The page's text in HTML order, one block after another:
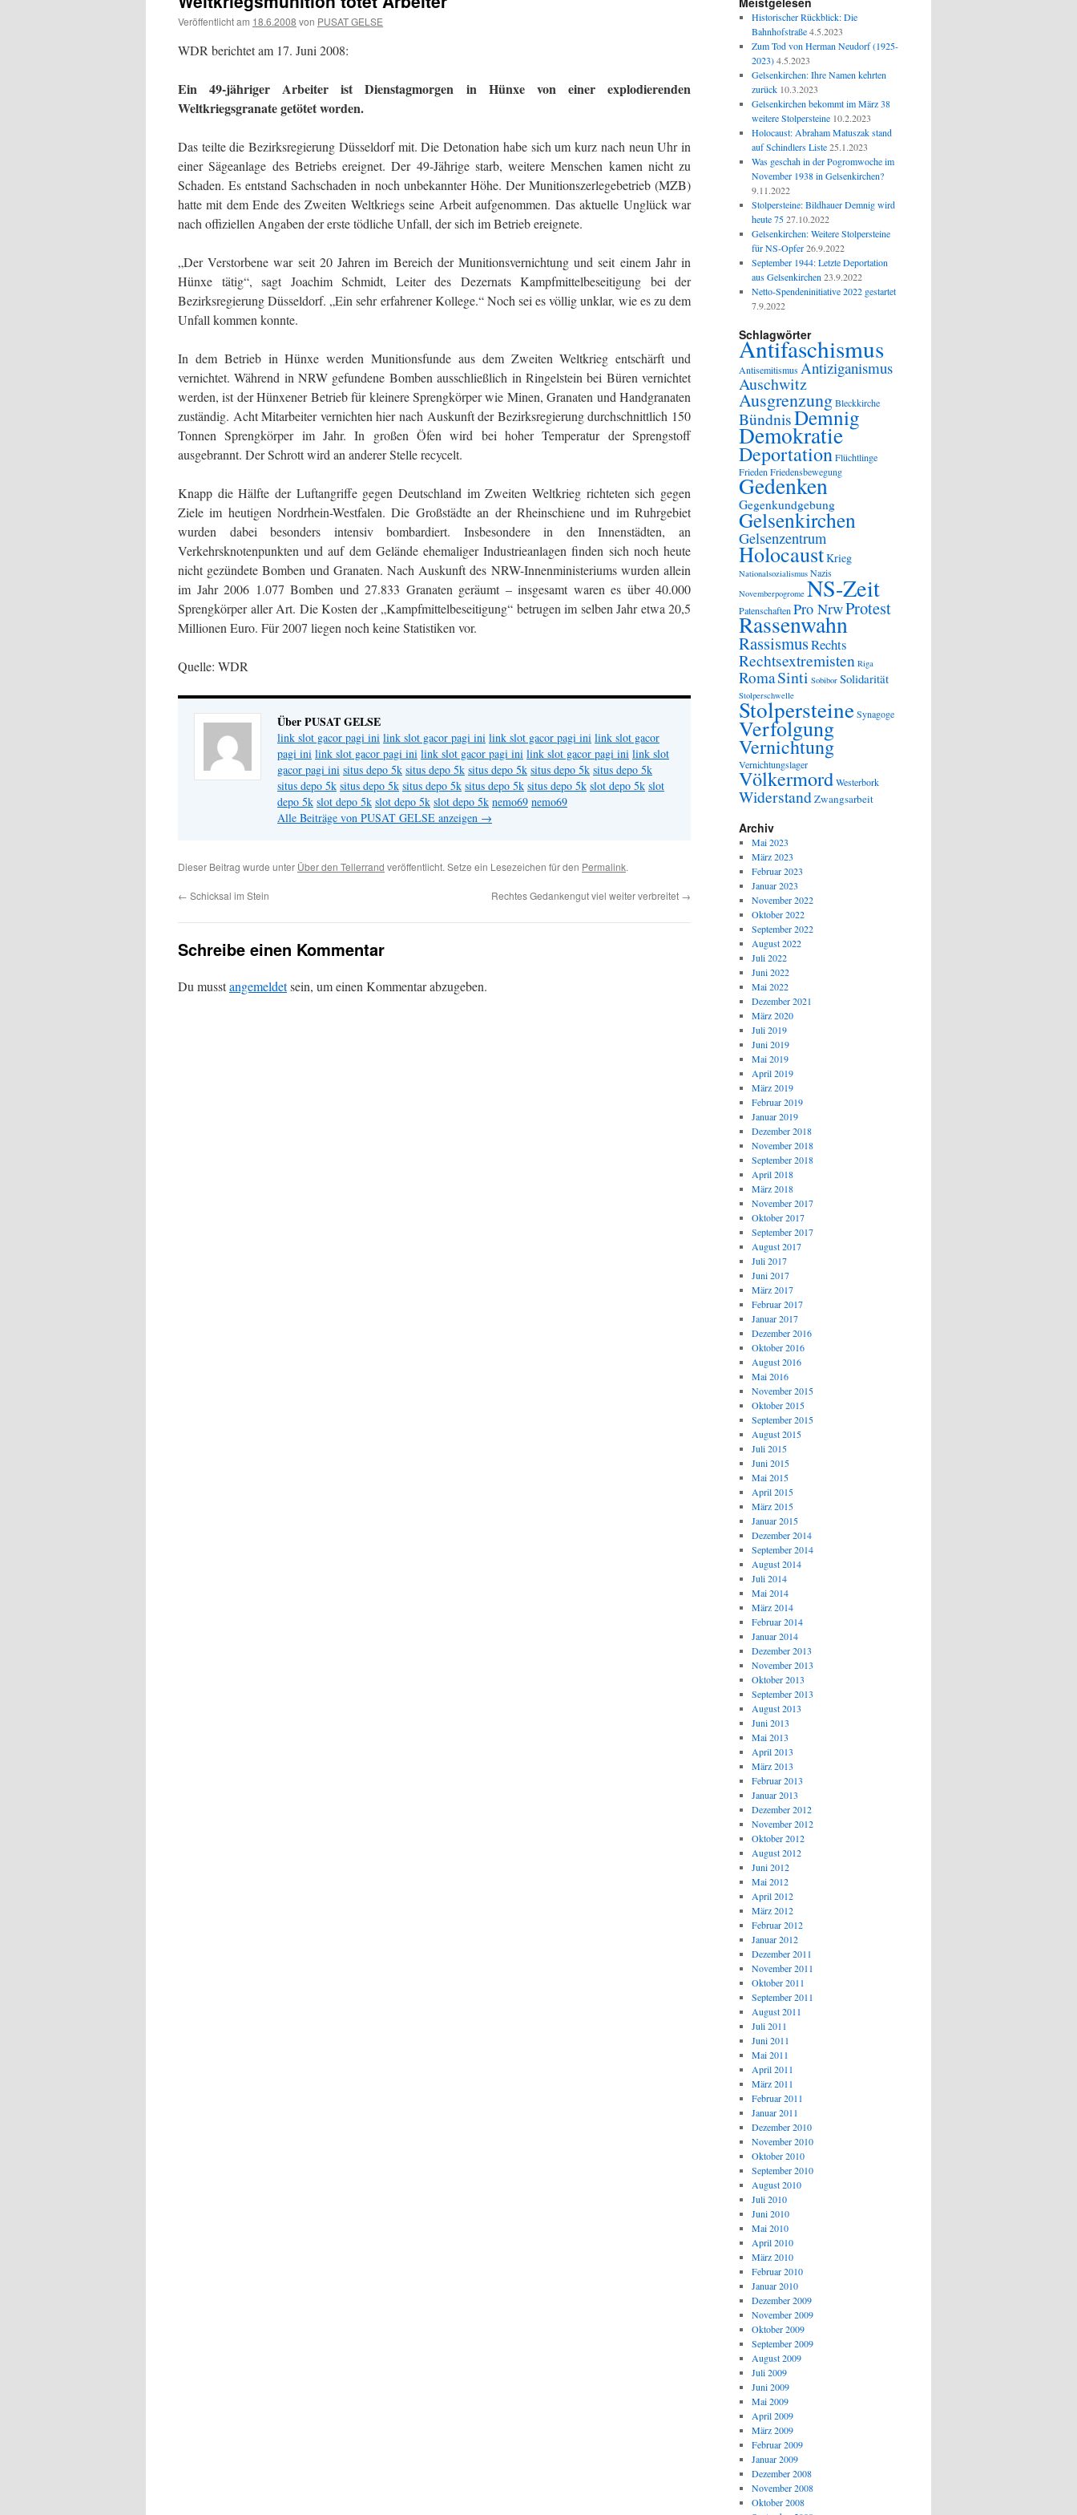
Veröffentlicht am 18.6.2008 von PUSAT GELSE
WDR berichtet am 17. Juni 2008:
Ein 49-jähriger Arbeiter ist Dienstagmorgen in Hünxe von einer explodierenden
Weltkriegsgranate getötet worden.
Das teilte die Bezirksregierung Düsseldorf mit. Die Detonation habe sich um kurz nach neun Uhr in
einer Sägeanlage des Betriebs ereignet. Der 49-Jährige starb, weitere Menschen kamen nicht zu
Schaden. Es entstand Sachschaden in noch unbekannter Höhe. Der Munitionszerlegebetrieb (MZB)
hatte mit dem Ende des Zweiten Weltkriegs seine Arbeit aufgenommen. Das aktuelle Unglück war
nach offiziellen Angaben der erste tödliche Unfall, der sich im Betrieb ereignete.
„Der Verstorbene war seit 20 Jahren im Bereich der Munitionsvernichtung und seit einem Jahr in
Hünxe tätig“, sagt Joachim Schmidt, Leiter des Dezernats Kampfmittelbeseitigung bei der
Bezirksregierung Düsseldorf. „Ein sehr erfahrener Kollege.“ Noch sei es völlig unklar, wie es zu dem
Unfall kommen konnte.
In dem Betrieb in Hünxe werden Munitionsfunde aus dem Zweiten Weltkrieg entschärft und
vernichtet. Während in NRW gefundene Bomben ausschließlich in Ringelstein bei Büren vernichtet
werden, ist der Hünxener Betrieb für kleinere Sprengkörper wie Minen, Granaten und Handgranaten
zuständig. Acht Mitarbeiter vernichten hier nach Auskunft der Bezirksregierung durchschnittlich 150
Tonnen Sprengkörper im Jahr. In großen Öfen wird bei hoher Temperatur der Sprengstoff
ausgebrannt. Der Schrott wird an anderer Stelle recycelt.
Knapp die Hälfte der Luftangriffe gegen Deutschland im Zweiten Weltkrieg richteten sich gegen
Ziele im heutigen Nordrhein-Westfalen. Die Großstädte an der Rheinschiene und im Ruhrgebiet
wurden dabei besonders intensiv bombardiert. Insbesondere in den Innenstädten, an
Verkehrsknotenpunkten und auf dem Gelände ehemaliger Industrieanlagen finden sich noch heute
nicht gezündete Bomben und Granaten. Nach Auskunft des NRW-Innenministeriums wurden allein
im Jahr 2006 1.077 Bomben und 27.833 Granaten geräumt – insgesamt waren es über 40.000
Sprengkörper aller Art. Die Kosten der „Kampfmittelbeseitigung“ betrugen im selben Jahr etwa 20,5
Millionen Euro. Für 2007 liegen noch keine Statistiken vor.
Quelle: WDR
Über PUSAT GELSE
link slot gacor pagi ini link slot gacor pagi ini link slot gacor pagi ini link slot gacor
pagi ini link slot gacor pagi ini link slot gacor pagi ini link slot gacor pagi ini link slot
gacor pagi ini situs depo 5k situs depo 5k situs depo 5k situs depo 5k situs depo 5k
situs depo 5k situs depo 5k situs depo 5k situs depo 5k situs depo 5k slot depo 5k slot
depo 5k slot depo 5k slot depo 5k slot depo 5k nemo69 nemo69
Alle Beiträge von PUSAT GELSE anzeigen →
Dieser Beitrag wurde unter Über den Tellerrand veröffentlicht. Setze ein Lesezeichen für den Permalink.
← Schicksal im Stein Rechtes Gedankengut viel weiter verbreitet →
Schreibe einen Kommentar
Du musstangemeldetsein, um einen Kommentar abzugeben.
Historischer Rückblick: Die
Bahnhofstraße 4.5.2023
Zum Tod von Herman Neudorf (1925-
2023) 4.5.2023
Gelsenkirchen: Ihre Namen kehrten
zurück 10.3.2023
Gelsenkirchen bekommt im März 38
weitere Stolpersteine 10.2.2023
Holocaust: Abraham Matuszak stand
auf Schindlers Liste 25.1.2023
Was geschah in der Pogromwoche im
November 1938 in Gelsenkirchen?
9.11.2022
Stolpersteine: Bildhauer Demnig wird
heute 75 27.10.2022
Gelsenkirchen: Weitere Stolpersteine
für NS-Opfer 26.9.2022
September 1944: Letzte Deportation
aus Gelsenkirchen 23.9.2022
Netto-Spendeninitiative 2022 gestartet
7.9.2022
Schlagwörter
Antifaschismus
Antisemitismus Antiziganismus
Auschwitz
AusgrenzungBleckkirche
BündnisDemnig
Demokratie
DeportationFlüchtlinge
FriedenFriedensbewegung
Gedenken
Gegenkundgebung
Gelsenkirchen
Gelsenzentrum
HolocaustKrieg
Nationalsozialismus Nazis
Novemberpogrome NS-Zeit
PatenschaftenPro NrwProtest
Rassenwahn
RassismusRechts
Rechtsextremisten Riga
RomaSinti Sobibor Solidarität
Stolperschwelle
StolpersteineSynagoge
Verfolgung
Vernichtung
Vernichtungslager
VölkermordWesterbork
WiderstandZwangsarbeit
Archiv
Mai 2023
März 2023
Februar 2023
Januar 2023
November 2022
Oktober 2022
September 2022
August 2022
Juli 2022
Juni 2022
Mai 2022
Dezember 2021
März 2020
Juli 2019
Juni 2019
Mai 2019
April 2019
März 2019
Februar 2019
Januar 2019
Dezember 2018
November 2018
September 2018
April 2018
März 2018
November 2017
Oktober 2017
September 2017
August 2017
Juli 2017
Juni 2017
März 2017
Februar 2017
Januar 2017
Dezember 2016
Oktober 2016
August 2016
Mai 2016
November 2015
Oktober 2015
September 2015
August 2015
Juli 2015
Juni 2015
Mai 2015
April 2015
März 2015
Januar 2015
Dezember 2014
September 2014
August 2014
Juli 2014
Mai 2014
März 2014
Februar 2014
Januar 2014
Dezember 2013
November 2013
Oktober 2013
September 2013
August 2013
Juni 2013
Mai 2013
April 2013
März 2013
Februar 2013
Januar 2013
Dezember 2012
November 2012
Oktober 2012
August 2012
Juni 2012
Mai 2012
April 2012
März 2012
Februar 2012
Januar 2012
Dezember 2011
November 2011
Oktober 2011
September 2011
August 2011
Juli 2011
Juni 2011
Mai 2011
April 2011
März 2011
Februar 2011
Januar 2011
Dezember 2010
November 2010
Oktober 2010
September 2010
August 2010
Juli 2010
Juni 2010
Mai 2010
April 2010
März 2010
Februar 2010
Januar 2010
Dezember 2009
November 2009
Oktober 2009
September 2009
August 2009
Juli 2009
Juni 2009
Mai 2009
April 2009
März 2009
Februar 2009
Januar 2009
Dezember 2008
November 2008
Oktober 2008